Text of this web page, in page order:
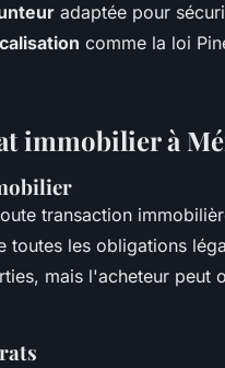
adaptée pour
comme la loi
immobilier à
transaction
toutes les obligations
mais l'acheteur peut